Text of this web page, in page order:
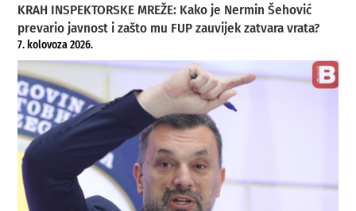
KRAH INSPEKTORSKE MREŽE: Kako je Nermin Šehović
prevario javnost i zašto mu FUP zauvijek zatvara vrata?
7. kolovoza 2026.